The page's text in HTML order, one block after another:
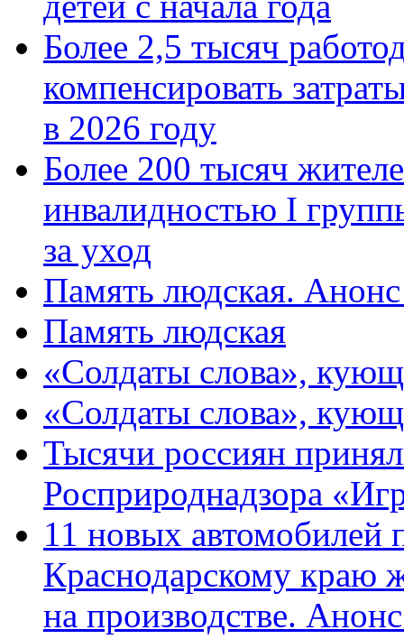
Более 2,5 тысяч
компенсировать
в 2026 году
Более 200 тысяч
инвалидностью I
за уход
Память людская.
Память людская
«Солдаты слова»,
«Солдаты слова»,
Тысячи россиян
Росприроднадзора
11 новых автомобилей
Краснодарскому краю
на производстве.